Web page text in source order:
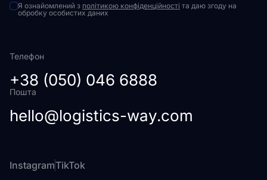
Я ознайомлений з політикою конфіденційності та даю згоду на
обробку особистих даних
Телефон
+38 (050) 046 6888
Пошта
hello@logistics-way.com
InstagramTikTok